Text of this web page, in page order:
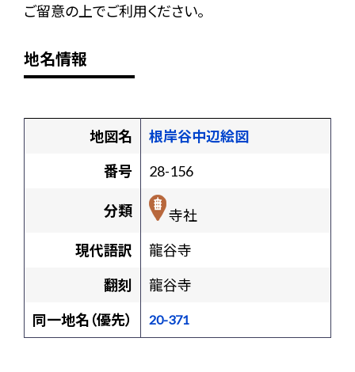
ご留意の上でご利用ください。
地名情報
地図名
根岸谷中辺絵図
番号
28-156
分類
寺社
現代語訳
龍谷寺
翻刻
龍谷寺
同一地名（優先）
20-371